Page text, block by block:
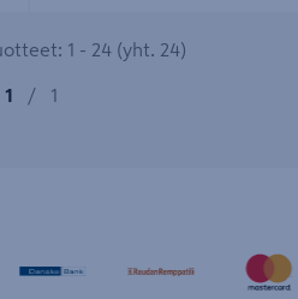
1 - 24 (yht. 24)
1 / 1